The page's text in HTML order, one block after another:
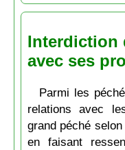
Interdiction
avec ses
Parmi les
relations avec
grand péché
en faisant